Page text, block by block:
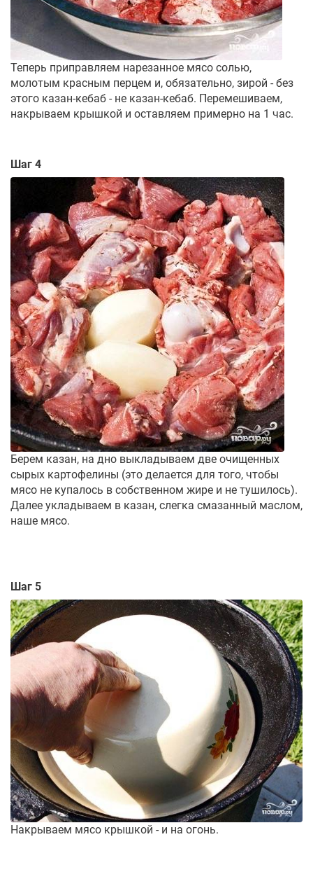
Теперь приправляем нарезанное мясо солью,
молотым красным перцем и, обязательно, зирой - без
этого казан-кебаб - не казан-кебаб. Перемешиваем,
накрываем крышкой и оставляем примерно на 1 час.
Шаг 4
Берем казан, на дно выкладываем две очищенных
сырых картофелины (это делается для того, чтобы
мясо не купалось в собственном жире и не тушилось).
Далее укладываем в казан, слегка смазанный маслом,
наше мясо.
Шаг 5
Накрываем мясо крышкой - и на огонь.